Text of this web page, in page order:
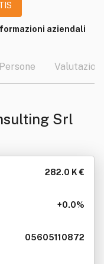
aziendali
Persone Valutazioni
Srl
282.0 K €
+0.0%
05605110872